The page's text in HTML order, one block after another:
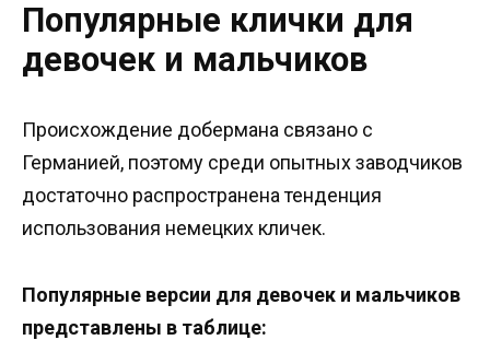
Популярные клички для
девочек и мальчиков
Происхождение добермана связано с
Германией, поэтому среди опытных заводчиков
достаточно распространена тенденция
использования немецких кличек.
Популярные версии для девочек и мальчиков
представлены в таблице: